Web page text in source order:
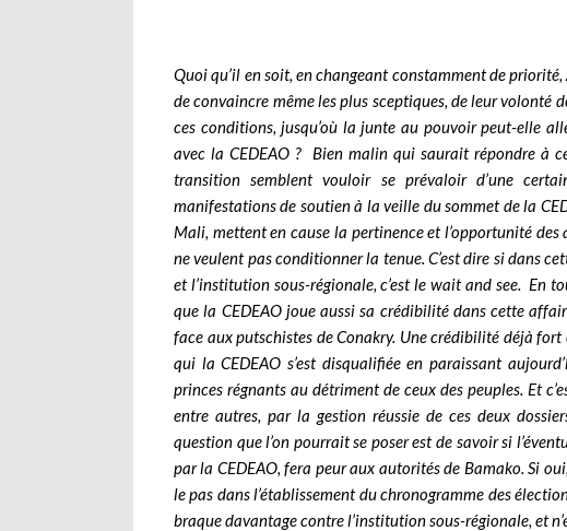
Quoi qu’il en soit, en changeant constamment de
de convaincre même les plus sceptiques, de leur volonté
ces conditions, jusqu’où la junte au pouvoir peut-elle
avec la CEDEAO ? Bien malin qui saurait répondre à
transition semblent vouloir se prévaloir d’une
manifestations de soutien à la veille du sommet de la
Mali, mettent en cause la pertinence et l’opportunité
ne veulent pas conditionner la tenue. C’est dire si dans
et l’institution sous-régionale, c’est le wait and see. En
que la CEDEAO joue aussi sa crédibilité dans cette
face aux putschistes de Conakry. Une crédibilité déjà
qui la CEDEAO s’est disqualifiée en paraissant
princes régnants au détriment de ceux des peuples. Et
entre autres, par la gestion réussie de ces deux
question que l’on pourrait se poser est de savoir si
par la CEDEAO, fera peur aux autorités de Bamako. Si
le pas dans l’établissement du chronogramme des
braque davantage contre l’institution sous-régionale, et